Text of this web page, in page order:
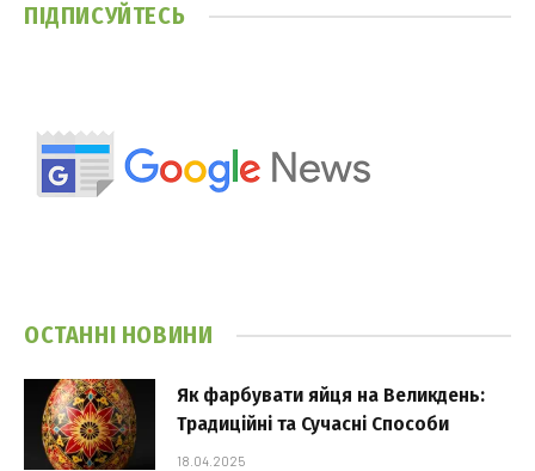
ПІДПИСУЙТЕСЬ
ОСТАННІ НОВИНИ
Як фарбувати яйця на Великдень:
Традиційні та Сучасні Способи
18.04.2025